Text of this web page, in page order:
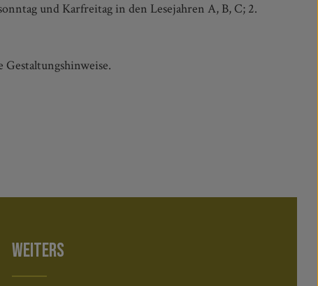
und Karfreitag in den Lesejahren A, B, C; 2.
WEITERS